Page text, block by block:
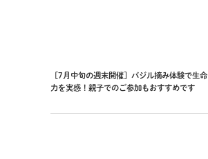
［7月中旬の週末開催］バジル摘み体験で生命
力を実感！親子でのご参加もおすすめです